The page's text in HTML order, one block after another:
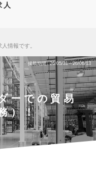
人
情報です。
掲載期間 26/05/31～26/06/13
ーでの貿易
）！